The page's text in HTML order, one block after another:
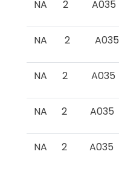
NA 2 A035
NA 2 A035
NA 2 A035
NA 2 A035
NA 2 A035